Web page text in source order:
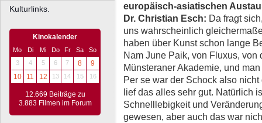
Kulturlinks.
Kinokalender
Mo Di Mi Do Fr Sa
So
3
4 5 6 7 8
9
10
11 12 13 14 15 16
12.669 Beiträge zu
3.883 Filmen im Forum
europäisch-asiatischen
Dr. Christian Esch: Da fragt
uns wahrscheinlich
haben über Kunst schon lange
Nam June Paik, von Fluxus, von
Münsteraner Akademie, und
Per se war der Schock also
lief das alles sehr gut. Natürlich
Schnelllebigkeit und
gewesen, aber auch das war